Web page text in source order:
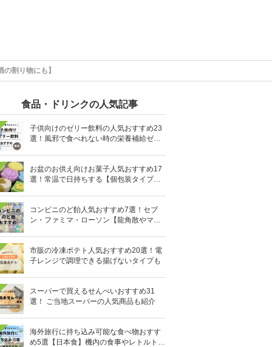
割り物にも】
食品・ドリンクの人気記事
子供向けのゼリー飲料の人気おすすめ23
選！風邪で食べれない時の栄養補給ゼリ
お盆のお供え向けお菓子人気おすすめ17
選！常温で日持ちする【個包装タイプ
コンビニのど飴人気おすすめ7選！セブ
ン・ファミマ・ローソン【龍角散やマヌ
市販の冷凍ポテト人気おすすめ20選！電
子レンジで調理できる揚げないタイプも
スーパーで買えるせんべいおすすめ31
選！ ご当地スーパーの人気商品も紹介
海外旅行に持ち込み可能な食べ物おすす
め5選【日本食】機内の食事やレトルト食